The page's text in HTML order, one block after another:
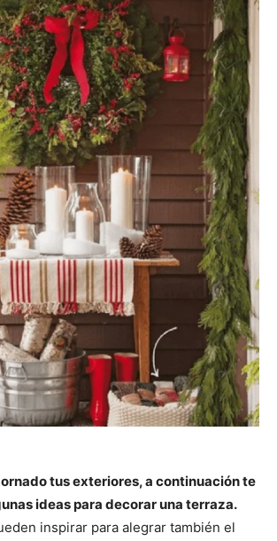
tus exteriores, a continuación te
ideas para decorar una terraza.
inspirar para alegrar también el